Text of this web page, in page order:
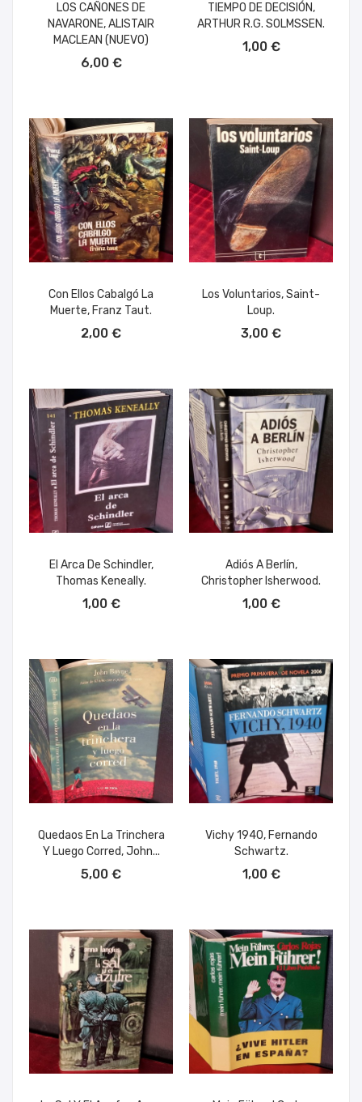
LOS CAÑONES DE
NAVARONE, ALISTAIR
MACLEAN (NUEVO)
6,00 €
TIEMPO DE DECISIÓN,
ARTHUR R.G. SOLMSSEN.
1,00 €
Con Ellos Cabalgó La
Muerte, Franz Taut.
2,00 €
Los Voluntarios, Saint-
Loup.
3,00 €
El Arca De Schindler,
Thomas Keneally.
1,00 €
Adiós A Berlín,
Christopher Isherwood.
1,00 €
Quedaos En La Trinchera
Y Luego Corred, John...
5,00 €
Vichy 1940, Fernando
Schwartz.
1,00 €